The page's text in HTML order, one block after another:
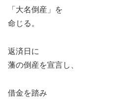
「大名倒産」を
命じる。
返済日に
藩の倒産を宣言し、
借金を踏み